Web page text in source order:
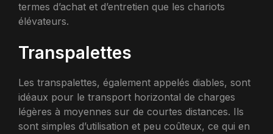
termes d’achat et d’entretien que les chariots
élévateurs.
Transpalettes
Les transpalettes, également appelés diables, sont
idéaux pour le transport horizontal de charges
légères à moyennes sur de courtes distances. Ils
sont simples d’utilisation et peu coûteux, ce qui en